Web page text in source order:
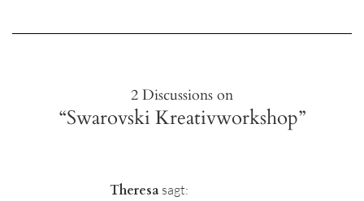
2 Discussions on
“Swarovski Kreativworkshop”
Theresa sagt: